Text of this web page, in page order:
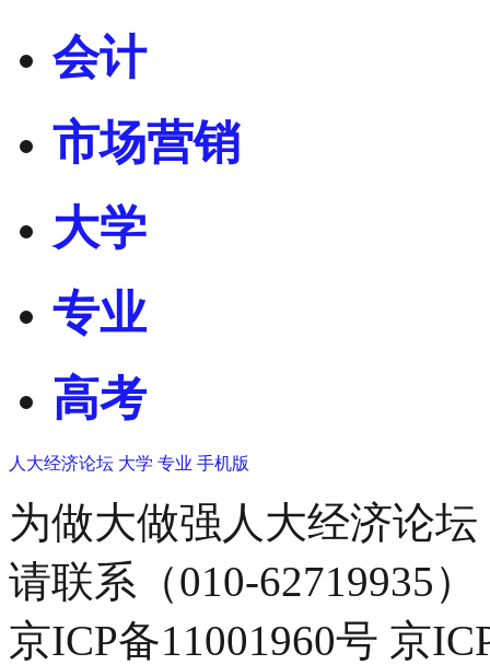
会计
市场营销
大学
专业
高考
人大经济论坛 大学 专业 手机版
为做大做强人大经济论
请联系（010-62719935）
京ICP备11001960号 京